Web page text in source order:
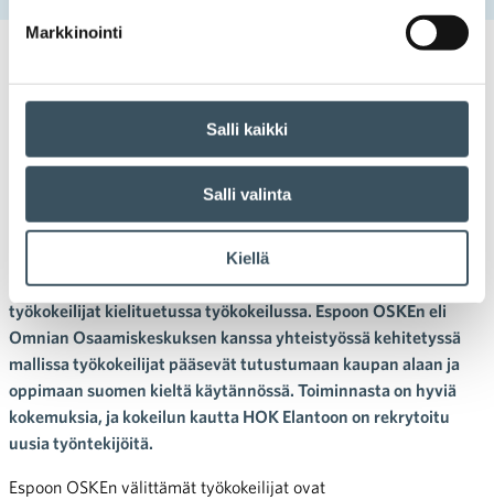
Markkinointi
Salli kaikki
Salli valinta
Kiellä
04.09.2023 10:25 Case-artikkelit monimuotoinen työyhteisö,
monimuotoisuus,sosiaalinen vastuu,sosiaalinen vastuullisuus,vastuullisuus
HOK-Elanto kehittää
monimuotoista työkulttuuriaan
kielituetun työkokeilun avulla
HOK-Elannon kaupoissa aloittivat viime keväänä ensimmäiset
työkokeilijat kielituetussa työkokeilussa. Espoon OSKEn eli
Omnian Osaamiskeskuksen kanssa yhteistyössä kehitetyssä
mallissa työkokeilijat pääsevät tutustumaan kaupan alaan ja
oppimaan suomen kieltä käytännössä. Toiminnasta on hyviä
kokemuksia, ja kokeilun kautta HOK Elantoon on rekrytoitu
uusia työntekijöitä.
Espoon OSKEn välittämät työkokeilijat ovat